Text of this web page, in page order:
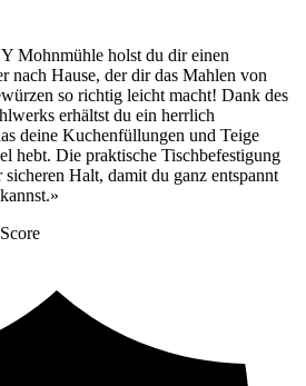
Mohnmühle holst du dir einen
nach Hause, der dir das Mahlen von
so richtig leicht macht! Dank des
erhältst du ein herrlich
deine Kuchenfüllungen und Teige
hebt. Die praktische Tischbefestigung
Halt, damit du ganz entspannt